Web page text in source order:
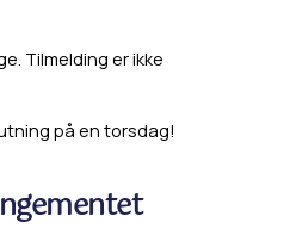
Tilmelding er ikke
på en torsdag!